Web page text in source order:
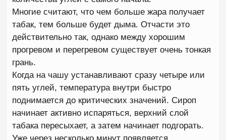
По вопросам франшизы
ЗАБРОНИРОВАТЬ
Бронируйте онлайн
Подписывайтесь на наши соц.
сети и будьте в курсе всех акций и
событий
Telegram WhatsApp